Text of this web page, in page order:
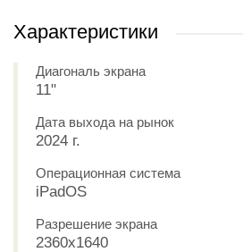
Характеристики
Диагональ экрана
11"
Дата выхода на рынок
2024 г.
Операционная система
iPadOS
Разрешение экрана
2360x1640